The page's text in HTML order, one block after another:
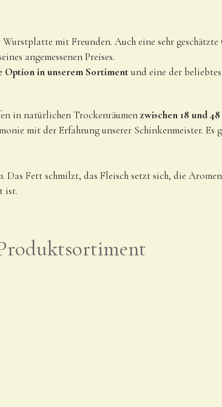
mit Freunden. Auch eine sehr
angemessenen Preises.
Option in unserem Sortimentund eine der
in natürlichen Trockenräumenzwischen 18 und
mit der Erfahrung unserer Schinkenmeister.
Fett schmilzt, das Fleisch setzt sich, die
ist.